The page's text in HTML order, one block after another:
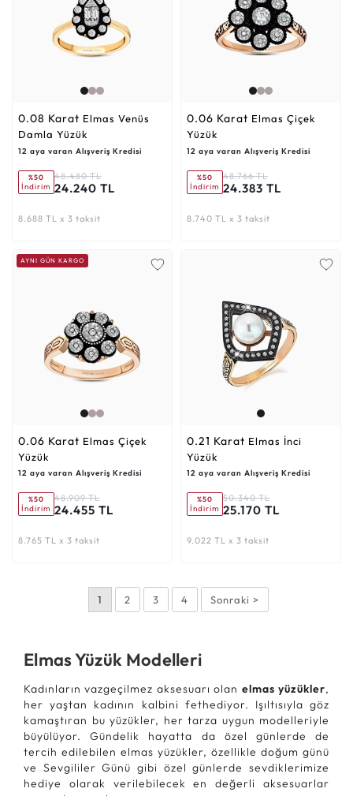
0.08 Karat
Damla Yüzük
12 aya varan Alışveriş Kredisi
%50
İndirim
48.480 TL
24.240 TL
8.688 TL x 3 taksit
0.06 Karat
Yüzük
12 aya varan Alışveriş Kredisi
%50
İndirim
48.766 TL
24.383 TL
8.740 TL x 3 taksit
AYNI GÜN KARGO
0.06 Karat
Yüzük
12 aya varan Alışveriş Kredisi
%50
İndirim
48.909 TL
24.455 TL
8.765 TL x 3 taksit
0.21 Karat
Yüzük
12 aya varan Alışveriş Kredisi
%50
İndirim
50.340 TL
25.170 TL
9.022 TL x 3 taksit
1 2 3 4 Sonraki >
Elmas Yüzük Modelleri
Kadınların vazgeçilmez aksesuarı olan elmas yüzükler,
her yaştan kadının kalbini fethediyor. Işıltısıyla göz
kamaştıran bu yüzükler, her tarza uygun modelleriyle
büyülüyor. Gündelik hayatta da özel günlerde de
tercih edilebilen elmas yüzükler, özellikle doğum günü
ve Sevgililer Günü gibi özel günlerde sevdiklerimize
hediye olarak verilebilecek en değerli aksesuarlar